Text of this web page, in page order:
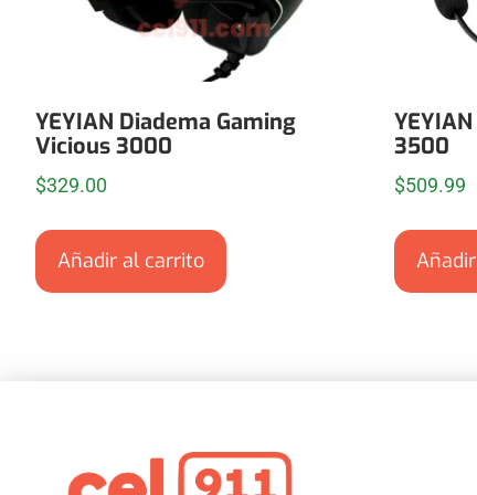
YEYIAN Diadema Gaming
Vicious 3000
$329.00
Añadir al carrito
3500
$509.99